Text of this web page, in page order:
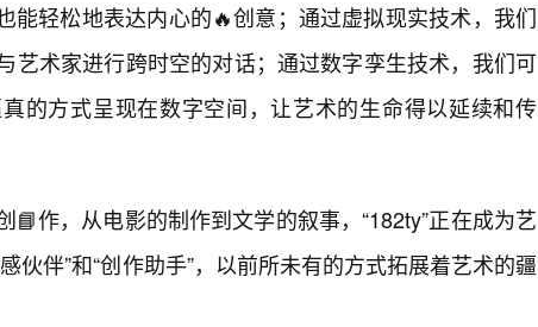
能轻松地表达内心的🔥创意；通过虚拟现实技术，我们
艺术家进行跨时空的对话；通过数字孪生技术，我们可
的方式呈现在数字空间，让艺术的生命得以延续和传
📘作，从电影的制作到文学的叙事，“182ty”正在成为艺
伙伴”和“创作助手”，以前所未有的方式拓展着艺术的疆